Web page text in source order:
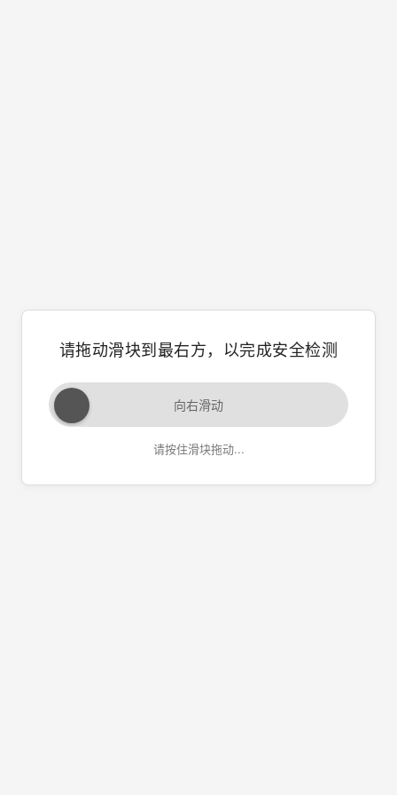
请拖动滑块到最右方，以完成安全检测
向右滑动
请按住滑块拖动...